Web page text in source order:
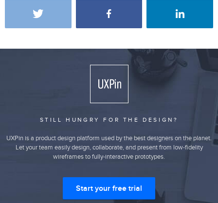
STILL HUNGRY FOR THE DESIGN?
UXPin is a product design platform used by the best designers on the planet.
Let your team easily design, collaborate, and present from low-fidelity
wireframes to fully-interactive prototypes.
Start your free trial